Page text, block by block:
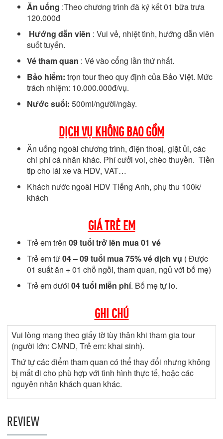
Ăn uống :Theo chương trình đã ký kết 01 bữa trưa
120.000đ
Hướng dẫn viên : Vui vẻ, nhiệt tình, hướng dẫn viên
suốt tuyến.
Vé tham quan : Vé vào cổng lần thứ nhất.
Bảo hiểm: trọn tour theo quy định của Bảo Việt. Mức
trách nhiệm: 10.000.000đ/vụ.
Nước suối: 500ml/người/ngày.
DỊCH VỤ KHÔNG BAO GỒM
Ăn uống ngoài chương trình, điện thoaị, giặt ủi, các
chi phí cá nhân khác. Phí cưởi voi, chèo thuyền. Tiền
tip cho lái xe và HDV, VAT…
Khách nước ngoài HDV Tiếng Anh, phụ thu 100k/
khách
GIÁ TRẺ EM
Trẻ em trên 09 tuổi trở lên mua 01 vé
Trẻ em từ04 – 09 tuổi mua 75% vé dịch vụ ( Được
01 suất ăn + 01 chỗ ngồi, tham quan, ngủ với bố mẹ)
Trẻ em dưới 04 tuổi miễn phí. Bố mẹ tự lo.
GHI CHÚ
Vui lòng mang theo giấy tờ tùy thân khi tham gia tour
(người lớn: CMND, Trẻ em: khai sinh).
Thứ tự các điểm tham quan có thể thay đổi nhưng không
bị mất đi cho phù hợp với tình hình thực tế, hoặc các
nguyên nhân khách quan khác.
REVIEW